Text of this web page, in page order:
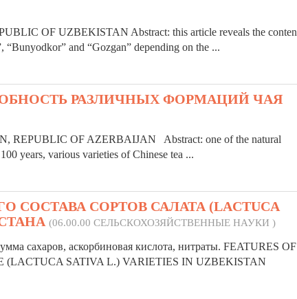
OF UZBEKISTAN Abstract: this article reveals the
“Bunyodkor” and “Gozgan” depending on the ...
РАЗЛИЧНЫХ ФОРМАЦИЙ ЧАЯ
OF AZERBAIJAN Abstract: one of the natural
years, various varieties of Chinese tea ...
СОРТОВ САЛАТА (LACTUCA
(06.00.00 СЕЛЬСКОХОЗЯЙСТВЕННЫЕ НАУКИ )
сахаров, аскорбиновая кислота, нитраты. FEATURES OF
(LACTUCA SATIVA L.) VARIETIES IN UZBEKISTAN